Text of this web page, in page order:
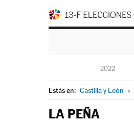
2022
Estás en: Castilla y León »
LA PEÑA